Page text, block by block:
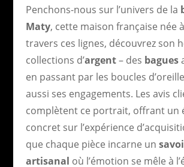
Penchons-nous sur l’univers de la
Maty, cette maison française née
travers ces lignes, découvrez son
collections d’argent– des bagues
en passant par les boucles
aussi ses engagements. Les avis
complètent ce portrait, offrant un
concret sur l’expérience
que chaque pièce incarne un
artisanal où l’émotion se mêle à